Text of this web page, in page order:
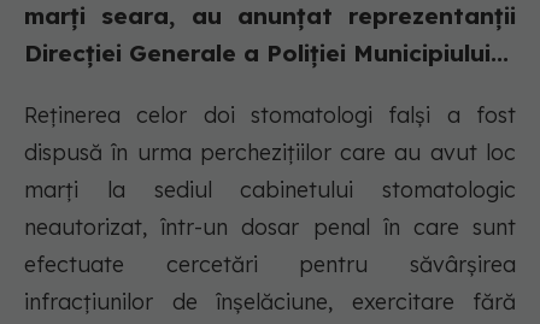
marți seara, au anunțat reprezentanții
Direcției Generale a Poliției Municipiului...
Reținerea celor doi stomatologi falși a fost
dispusă în urma perchezițiilor care au avut loc
marți la sediul cabinetului stomatologic
neautorizat, într-un dosar penal în care sunt
efectuate cercetări pentru săvârșirea
infracțiunilor de înșelăciune, exercitare fără